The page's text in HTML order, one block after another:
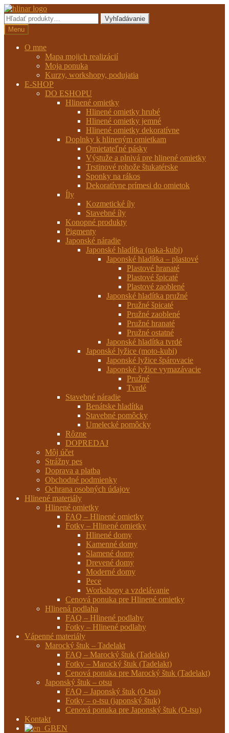
Preskočiť
na
navigáciu
Preskočiť
na
obsah
Hľadať:
Vyhľadávanie
Menu
O mne
Mapa mojich realizácií
Moja ponuka
Kurzy, workshopy, podujatia
E-SHOP
DO ESHOPU
Hlinené omietky
Hlinené omietky hrubé
Hlinené omietky jemné
Hlinené omietky dekoratívne
Doplnky k hlineným omietkam
Omietateľné pásky
Výstuže a plnivá pre hlinené omietky
Trstinové rohože štukatérske
Sponky na rákos
Dekoratívne prímesi do omietok
Íly
Kozmetické íly
Stavebné íly
Konopné produkty
Pigmenty
Japonské náradie
Japonské hladítka (naka-kubi)
Japonské hladítka – plastové
Plastové hranaté
Plastové špicaté
Plastové zaoblené
Japonské hladítka pružné
Pružné špicaté
Pružné zaoblené
Pružné hranaté
Pružné ostatné
Japonské hladítka tvrdé
Japonské lyžice (moto-kubi)
Japonské lyžice špárovacie
Japonské lyžice vymazávacie
Pružné
Tvrdé
Stavebné náradie
Benátske hladítka
Stavebné pomôcky
Umelecké pomôcky
Rôzne
DOPREDAJ
Môj účet
Strážny pes
Doprava a platba
Obchodné podmienky
Ochrana osobných údajov
Hlinené materiály
Hlinené omietky
FAQ – Hlinené omietky
Fotky – Hlinené omietky
Hlinené domy
Kamenné domy
Slamené domy
Drevené domy
Moderné domy
Pece
Workshopy a vzdelávanie
Cenová ponuka pre Hlinené omietky
Hlinená podlaha
FAQ – Hlinené podlahy
Fotky – Hlinené podlahy
Vápenné materiály
Marocký štuk – Tadelakt
FAQ – Marocký štuk (Tadelakt)
Fotky – Marocký štuk (Tadelakt)
Cenová ponuka pre Marocký štuk (Tadelakt)
Japonský štuk – otsu
FAQ – Japonský štuk (O-tsu)
Fotky – o-tsu (japonský štuk)
Cenová ponuka pre Japonský štuk (O-tsu)
Kontakt
EN